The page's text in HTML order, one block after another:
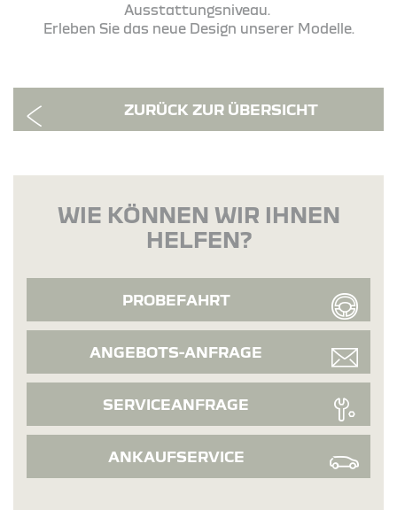
Ausstattungsniveau.
Erleben Sie das neue Design unserer Modelle.
ZURÜCK ZUR ÜBERSICHT
WIE KÖNNEN WIR IHNEN
HELFEN?
PROBEFAHRT
ANGEBOTS-ANFRAGE
SERVICEANFRAGE
ANKAUFSERVICE